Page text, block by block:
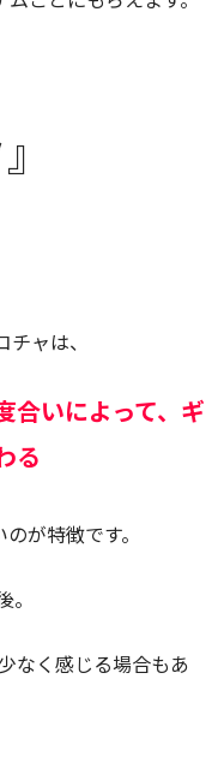
ャは、
合いによって、ギ
る
が特徴です。
なく感じる場合もあ